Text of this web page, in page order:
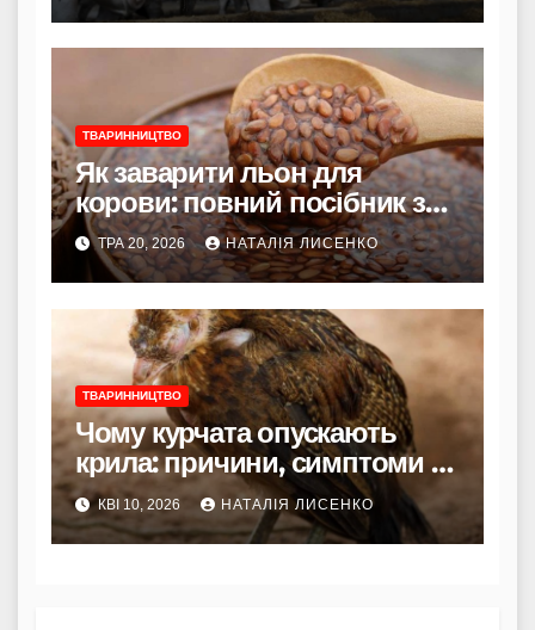
ТВАРИННИЦТВО
Як заварити льон для
корови: повний посібник з
рецептами та секретами
ТРА 20, 2026 НАТАЛІЯ ЛИСЕНКО
ТВАРИННИЦТВО
Чому курчата опускають
крила: причини, симптоми та
рятівні кроки
КВІ 10, 2026 НАТАЛІЯ ЛИСЕНКО